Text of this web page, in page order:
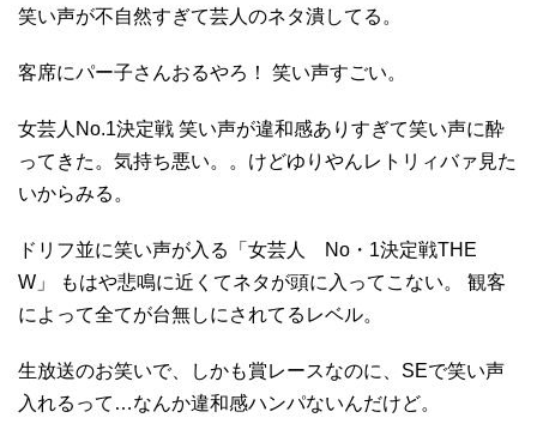
笑い声が不自然すぎて芸人のネタ潰してる。
客席にパー子さんおるやろ！ 笑い声すごい。
女芸人No.1決定戦 笑い声が違和感ありすぎて笑い声に酔
ってきた。気持ち悪い。。けどゆりやんレトリィバァ見た
いからみる。
ドリフ並に笑い声が入る「女芸人 No・1決定戦THE
W」 もはや悲鳴に近くてネタが頭に入ってこない。 観客
によって全てが台無しにされてるレベル。
生放送のお笑いで、しかも賞レースなのに、SEで笑い声
入れるって…なんか違和感ハンパないんだけど。